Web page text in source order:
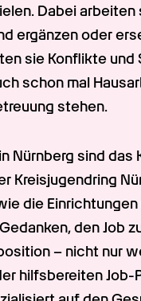
Dabei arbeiten
ergänzen oder
sie Konflikte
schon mal
stehen.
Nürnberg sind das
Kreisjugendring
die
den Job
– nicht nur
hilfsbereiten Job-